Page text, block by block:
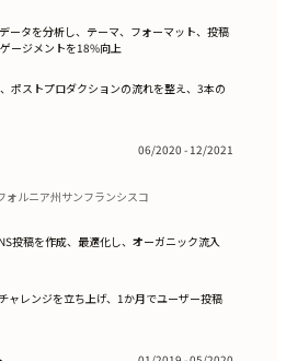
ータを分析し、テーマ、フォーマット、投稿
ージメントを18%向上
ポストプロダクションの流れを整え、3本の
06/2020 - 12/2021
ォルニア州サンフランシスコ
投稿を作成、最適化し、オーガニック流入
ャレンジを立ち上げ、1か月でユーザー投稿